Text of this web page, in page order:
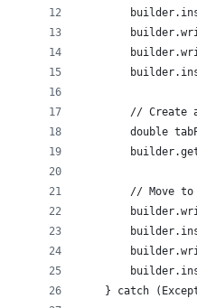
// Create
double
// Move
} catch